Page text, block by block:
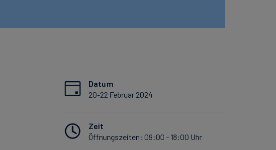
Datum
20-22 Februar 2024
Zeit
Öffnungszeiten: 09:00 - 18:00 Uhr